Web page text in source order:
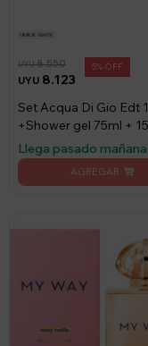
UYU 8.123
UYU8.550 5
Set Acqua Di Gio Edt
+Shower gel 75ml +
Llega pasado mañana